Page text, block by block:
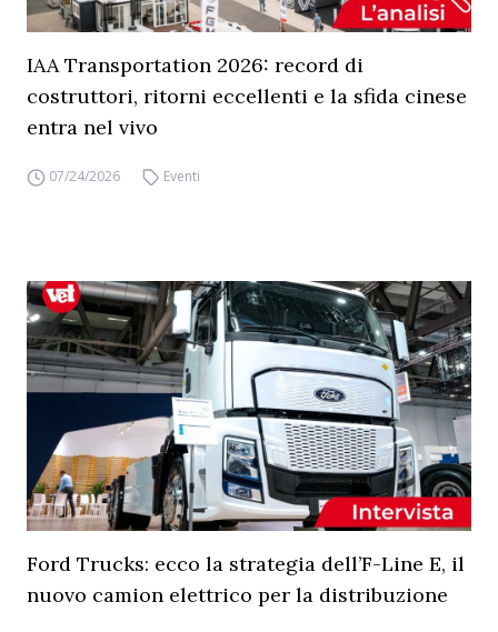
IAA Transportation 2026: record di
costruttori, ritorni eccellenti e la sfida cinese
entra nel vivo
07/24/2026 Eventi
Ford Trucks: ecco la strategia dell’F-Line E, il
nuovo camion elettrico per la distribuzione